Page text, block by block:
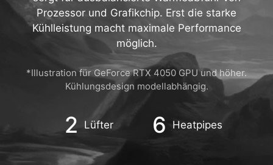
Technik. Das optimierte Shared-Pipe-Design
sorgt für ausbalancierte Wärmeabfuhr von
Prozessor und Grafikchip. Erst die starke
Kühlleistung macht maximale Performance
möglich.
*Illustration für GeForce RTX 4050 GPU und höher.
Kühlungsdesign modellabhängig.
2 Lüfter